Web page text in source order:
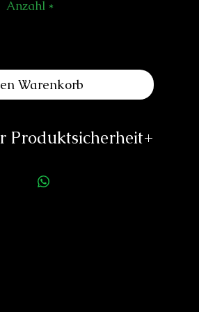
Anzahl *
Warenkorb
Produktsicherheit
Minase